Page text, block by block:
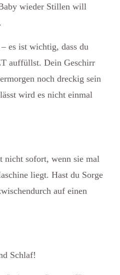
wieder Stillen will
es ist wichtig, dass du
auffüllst. Dein Geschirr
noch dreckig sein
wird es nicht einmal
nicht sofort, wenn sie mal
liegt. Hast du Sorge
auf einen
Schlaf!